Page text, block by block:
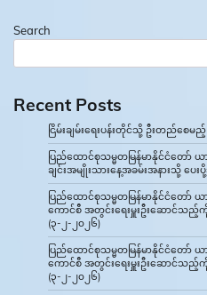
Search
Recent Posts
ငြိမ်းချမ်းရေးပန်းတိုင်သို့ ဦးတည်စ
ပြည်ထောင်စုသမ္မတမြန်မာနိုင်ငံတော်
ချင်းအမျိုးသားနေ့အခမ်းအနားသို့ ပ
ပြည်ထောင်စုသမ္မတမြန်မာနိုင်ငံတော်
ကောင်စီ အတွင်းရေးမှူးဦးဆောင်
(၃-၂-၂၀၂၆)
ပြည်ထောင်စုသမ္မတမြန်မာနိုင်ငံတော်
ကောင်စီ အတွင်းရေးမှူးဦးဆောင်
(၃-၂-၂၀၂၆)